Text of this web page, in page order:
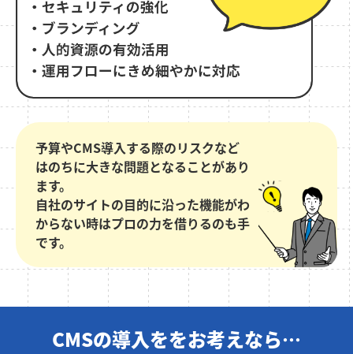
予算やCMS導入する際のリスクなど
はのちに大きな問題となることがあり
ます。
自社のサイトの目的に沿った機能がわ
からない時はプロの力を借りるのも手
です。
CMSの導入ををお考えなら…